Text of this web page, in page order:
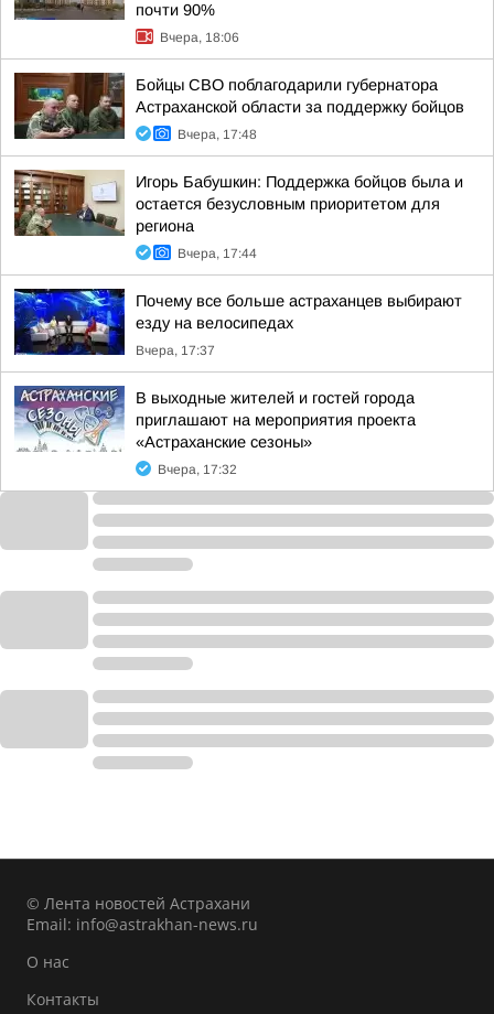
почти 90%
Вчера, 18:06
Бойцы СВО поблагодарили губернатора
Астраханской области за поддержку бойцов
Вчера, 17:48
Игорь Бабушкин: Поддержка бойцов была и
остается безусловным приоритетом для
региона
Вчера, 17:44
Почему все больше астраханцев выбирают
езду на велосипедах
Вчера, 17:37
В выходные жителей и гостей города
приглашают на мероприятия проекта
«Астраханские сезоны»
Вчера, 17:32
© Лента новостей Астрахани
Email: info@astrakhan-news.ru
О нас
Контакты